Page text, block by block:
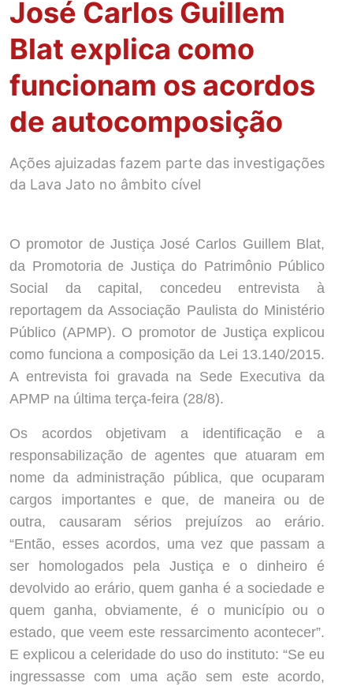
José Carlos Guillem
Blat explica como
funcionam os acordos
de autocomposição
Ações ajuizadas fazem parte das investigações
da Lava Jato no âmbito cível
O promotor de Justiça José Carlos Guillem Blat,
da Promotoria de Justiça do Patrimônio Público
Social da capital, concedeu entrevista à
reportagem da Associação Paulista do Ministério
Público (APMP). O promotor de Justiça explicou
como funciona a composição da Lei 13.140/2015.
A entrevista foi gravada na Sede Executiva da
APMP na última terça-feira (28/8).
Os acordos objetivam a identificação e a
responsabilização de agentes que atuaram em
nome da administração pública, que ocuparam
cargos importantes e que, de maneira ou de
outra, causaram sérios prejuízos ao erário.
“Então, esses acordos, uma vez que passam a
ser homologados pela Justiça e o dinheiro é
devolvido ao erário, quem ganha é a sociedade e
quem ganha, obviamente, é o município ou o
estado, que veem este ressarcimento acontecer”.
E explicou a celeridade do uso do instituto: “Se eu
ingressasse com uma ação sem este acordo,